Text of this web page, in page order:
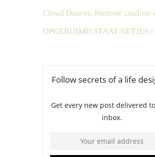
OPGERUIMD STAAT NETJES !